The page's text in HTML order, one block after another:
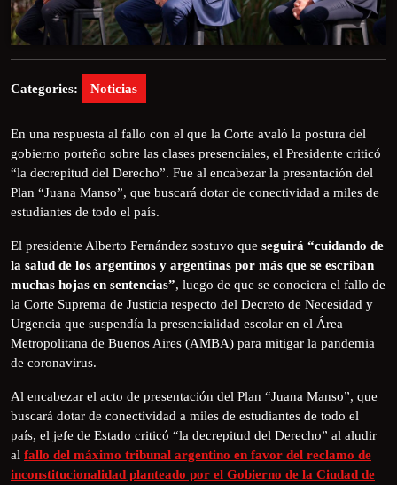
Categories: Noticias
En una respuesta al fallo con el que la Corte avaló la postura del
gobierno porteño sobre las clases presenciales, el Presidente criticó
“la decrepitud del Derecho”. Fue al encabezar la presentación del
Plan “Juana Manso”, que buscará dotar de conectividad a miles de
estudiantes de todo el país.
El presidente Alberto Fernández sostuvo que seguirá “cuidando de
la salud de los argentinos y argentinas por más que se escriban
muchas hojas en sentencias”, luego de que se conociera el fallo de
la Corte Suprema de Justicia respecto del Decreto de Necesidad y
Urgencia que suspendía la presencialidad escolar en el Área
Metropolitana de Buenos Aires (AMBA) para mitigar la pandemia
de coronavirus.
Al encabezar el acto de presentación del Plan “Juana Manso”, que
buscará dotar de conectividad a miles de estudiantes de todo el
país, el jefe de Estado criticó “la decrepitud del Derecho” al aludir
al fallo del máximo tribunal argentino en favor del reclamo de
inconstitucionalidad planteado por el Gobierno de la Ciudad de